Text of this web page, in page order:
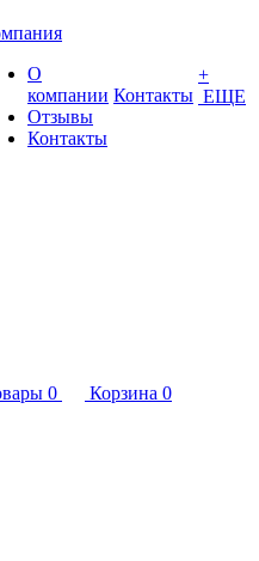
О
компании
Отзывы
Контакты
Контакты
+
ЕЩЕ
0 Корзина 0